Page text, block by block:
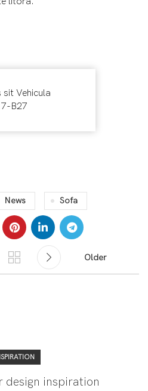
sit Vehicula
B27
News Sofa
Older
design inspiration